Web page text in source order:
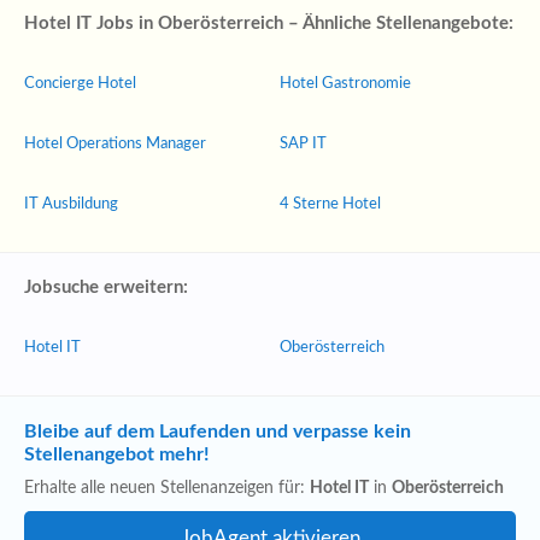
Hotel IT Jobs in Oberösterreich – Ähnliche Stellenangebote:
Concierge Hotel
Hotel Operations Manager
IT Ausbildung
Hotel Gastronomie
SAP IT
4 Sterne Hotel
Jobsuche erweitern:
Hotel IT Oberösterreich
Bleibe auf dem Laufenden und verpasse kein
Stellenangebot mehr!
Erhalte alle neuen Stellenanzeigen für: Hotel IT in Oberösterreich